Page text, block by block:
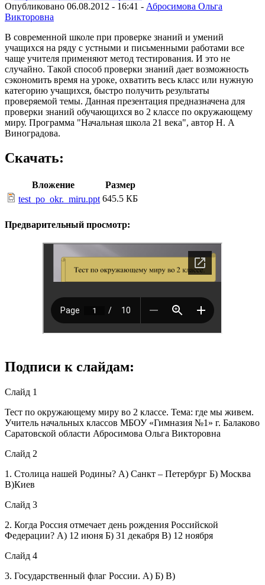
Опубликовано 06.08.2012 - 16:41 - Абросимова Ольга
Викторовна
В современной школе при проверке знаний и умений
учащихся на ряду с устными и письменными работами все
чаще учителя применяют метод тестирования. И это не
случайно. Такой способ проверки знаний дает возможность
сэкономить время на уроке, охватить весь класс или нужную
категорию учащихся, быстро получить результаты
проверяемой темы. Данная презентация предназначена для
проверки знаний обучающихся во 2 классе по окружающему
миру. Программа "Начальная школа 21 века", автор Н. A
Виноградова.
Скачать:
Вложение
Размер
test_po_okr._miru.ppt 645.5 КБ
Предварительный просмотр:
Подписи к слайдам:
Слайд 1
Тест по окружающему миру во 2 классе. Тема: где мы живем.
Учитель начальных классов МБОУ «Гимназия №1» г. Балаково
Саратовской области Абросимова Ольга Викторовна
Слайд 2
1. Столица нашей Родины? А) Санкт – Петербург Б) Москва
В)Киев
Слайд 3
2. Когда Россия отмечает день рождения Российской
Федерации? А) 12 июня Б) 31 декабря В) 12 ноября
Слайд 4
3. Государственный флаг России. А) Б) В)